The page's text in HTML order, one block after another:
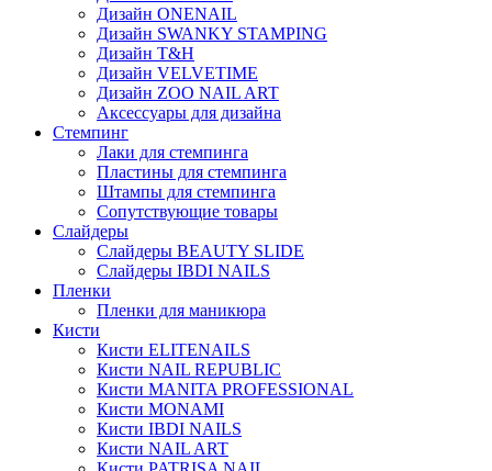
Дизайн ONENAIL
Дизайн SWANKY STAMPING
Дизайн T&H
Дизайн VELVETIME
Дизайн ZOO NAIL ART
Аксессуары для дизайна
Стемпинг
Лаки для стемпинга
Пластины для стемпинга
Штампы для стемпинга
Сопутствующие товары
Слайдеры
Слайдеры BEAUTY SLIDE
Слайдеры IBDI NAILS
Пленки
Пленки для маникюра
Кисти
Кисти ELITENAILS
Кисти NAIL REPUBLIC
Кисти MANITA PROFESSIONAL
Кисти MONAMI
Кисти IBDI NAILS
Кисти NAIL ART